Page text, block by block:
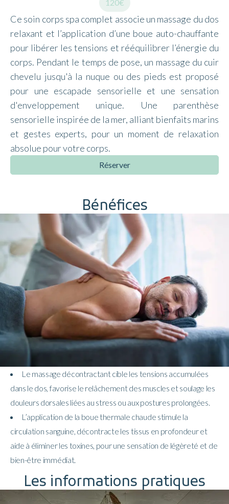
120€
Ce soin corps spa complet associe un massage du dos
relaxant et l’application d’une boue auto-chauffante
pour libérer les tensions et rééquilibrer l’énergie du
corps. Pendant le temps de pose, un massage du cuir
chevelu jusqu'à la nuque ou des pieds est proposé
pour une escapade sensorielle et une sensation
d'enveloppement unique. Une parenthèse
sensorielle inspirée de la mer, alliant bienfaits marins
et gestes experts, pour un moment de relaxation
absolue pour votre corps.
Réserver
Bénéfices
Le massage décontractant cible les tensions accumulées
dans le dos, favorise le relâchement des muscles et soulage les
douleurs dorsales liées au stress ou aux postures prolongées.
L’application de la boue thermale chaude stimule la
circulation sanguine, décontracte les tissus en profondeur et
aide à éliminer les toxines, pour une sensation de légèreté et de
bien-être immédiat.
Les informations pratiques